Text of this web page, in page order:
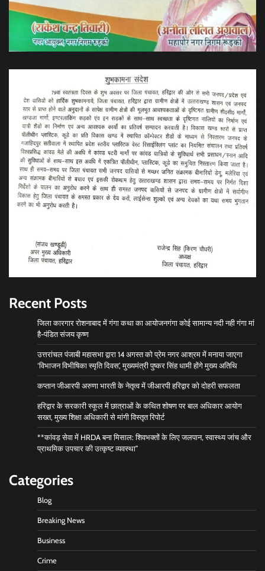
Recent Posts
जिला कारगार रोशनाबाद में गंगा कथा का आयोजनगंगा कोई सामान्य नदी नही गंगा मां
है-पंडित संजय कृष्ण
उत्तरांचल पंजाबी महासभा द्वारा 14 अगस्त को प्रेम नगर आश्रम में मनाया जाएगा
‘विभाजन विभीषिका स्मृति दिवस’, मुख्यमंत्री पुष्कर सिंह धामी होंगे मुख्य अतिथि
कप्तान जीआरपी अरुणा भारती के नेतृत्व में जीआरपी हरिद्वार को दोहरी सफलता
हरिद्वार के सरकारी स्कूल में छात्राओं के कथित शोषण पर बाल अधिकार आयोग
सख्त, मुख्य शिक्षा अधिकारी से मांगी विस्तृत रिपोर्ट
**कांवड़ सेवा में HRDA बना मिसाल: शिवभक्तों के लिए जलपान, स्वास्थ्य जांच और
प्राथमिक उपचार की उत्कृष्ट व्यवस्था”
Categories
Blog
Breaking News
Business
Crime